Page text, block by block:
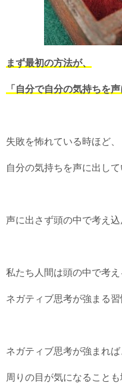
まず最初の方法が、
「自分で自分の気持ちを声
失敗を怖れている時ほど、
自分の気持ちを声に出して
声に出さず頭の中で考え込
私たち人間は頭の中で考え
ネガティブ思考が強まる習
ネガティブ思考が強まれば
周りの目が気になることも